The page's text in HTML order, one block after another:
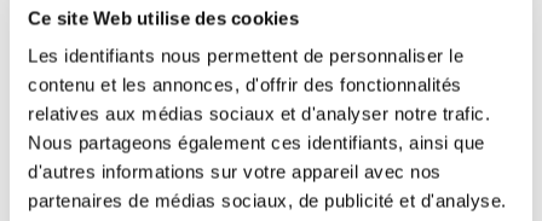
Ce site Web utilise des cookies
Les identifiants nous permettent de personnaliser le
contenu et les annonces, d'offrir des fonctionnalités
relatives aux médias sociaux et d'analyser notre trafic.
Nous partageons également ces identifiants, ainsi que
d'autres informations sur votre appareil avec nos
partenaires de médias sociaux, de publicité et d'analyse.
Drag the conjugated forms (purple labels) in
front of the right subjects (je, tu, il, ..).
tu